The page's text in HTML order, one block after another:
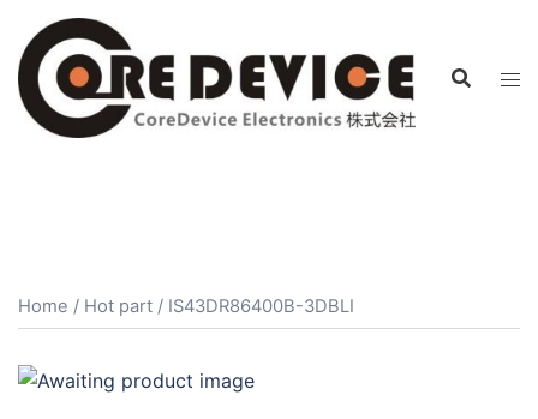
Home / Hot part / IS43DR86400B-3DBLI